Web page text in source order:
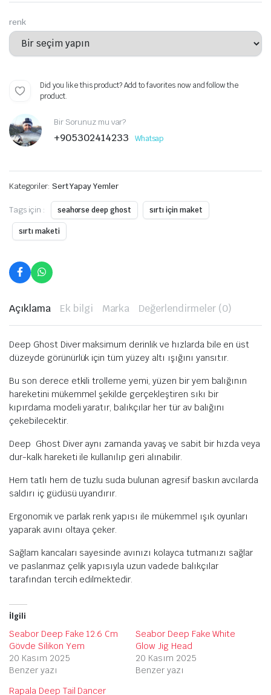
renk
Did you like this product? Add to favorites now and follow the
product.
Bir Sorunuz mu var?
+905302414233 Whatsap
Kategoriler: Sert Yapay Yemler
Tags için : seahorse deep ghost sırtı için maket
sırtı maketi
Açıklama Ek bilgi Marka Değerlendirmeler (0)
Deep Ghost Diver maksimum derinlik ve hızlarda bile en üst
düzeyde görünürlük için tüm yüzey altı ışığını yansıtır.
Bu son derece etkili trolleme yemi, yüzen bir yem balığının
hareketini mükemmel şekilde gerçekleştiren sıkı bir
kıpırdama modeli yaratır, balıkçılar her tür av balığını
çekebilecektir.
Deep Ghost Diver aynı zamanda yavaş ve sabit bir hızda veya
dur-kalk hareketi ile kullanılıp geri alınabilir.
Hem tatlı hem de tuzlu suda bulunan agresif baskın avcılarda
saldırı iç güdüsü uyandırır.
Ergonomik ve parlak renk yapısı ile mükemmel ışık oyunları
yaparak avını oltaya çeker.
Sağlam kancaları sayesinde avınızı kolayca tutmanızı sağlar
ve paslanmaz çelik yapısıyla uzun vadede balıkçılar
tarafından tercih edilmektedir.
İlgili
Seabor Deep Fake 12.6 Cm
Gövde Silikon Yem
20 Kasım 2025
Benzer yazı
Seabor Deep Fake White
Glow Jig Head
20 Kasım 2025
Benzer yazı
Rapala Deep Tail Dancer